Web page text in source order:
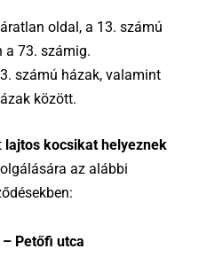
oldal, a 13. számú
a 73. számig.
számú házak, valamint
között.
lajtos kocsikat helyeznek
az alábbi
Petőfi utca